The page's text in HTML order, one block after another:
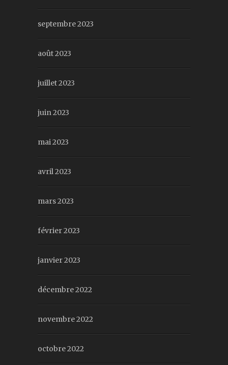
septembre 2023
août 2023
juillet 2023
juin 2023
mai 2023
avril 2023
mars 2023
février 2023
janvier 2023
décembre 2022
novembre 2022
octobre 2022